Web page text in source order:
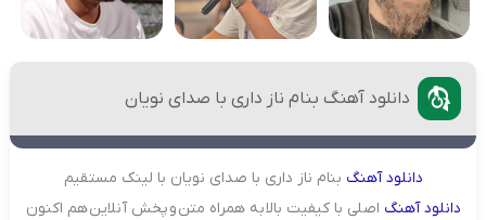
دانلود آهنگ بنام ناز داری با صدای نویان
دانلودآهنگ بنام ناز داری با صدای نویان با لینک مستقیم
دانلودآهنگ اصلی با کیفیت بالا به همراه متن و پخش آنلاین هم اکنون